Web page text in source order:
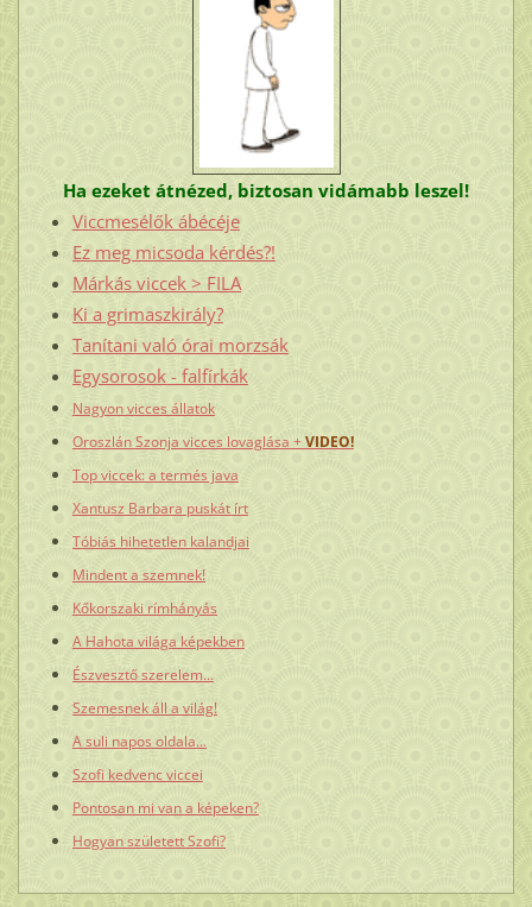
Ha ezeket átnézed, biztosan vidámabb leszel!
Viccmesélők ábécéje
Ez meg micsoda kérdés?!
Márkás viccek > FILA
Ki a grimaszkirály?
Tanítani való órai morzsák
Egysorosok - falfírkák
Nagyon vicces állatok
Oroszlán Szonja vicces lovaglása +VIDEO!
Top viccek: a termés java
Xantusz Barbara puskát írt
Tóbiás hihetetlen kalandjai
Mindent a szemnek!
Kőkorszaki rímhányás
A Hahota világa képekben
Észvesztő szerelem...
Szemesnek áll a világ!
A suli napos oldala...
Szofi kedvenc viccei
Pontosan mi van a képeken?
Hogyan született Szofi?